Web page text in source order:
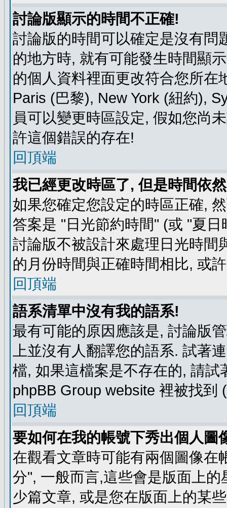
討論版顯示的時間不正確!
討論版的時間可以確定是沒有問
的地方時, 就有可能發生時間顯
的個人資料裡面更改符合您所在
Paris (巴黎), New York (紐約),
員可以變更時區設定, 假如您尚
許這個錯誤的存在!
回頂端
我已經更改時區了, 但是時間依
如果您確定您設定的時區正確,
答案是 "日光節約時間" (或 "夏
討論版不被設計來處理日光時間
的月份時間與正確時間相比, 或
回頂端
語系清單中沒有我的語系!
最有可能的原因應該是, 討論版
上並沒有人翻譯您的語系. 試著
檔, 如果這檔案是不存在的, 請
phpBB Group website 裡被找到
回頂端
要如何在我的帳號下秀出個人圖
在觀看文章時可能有兩個圖像在
分", 一般而言,這些會是版面上
少篇文章, 或是您在版面上的某